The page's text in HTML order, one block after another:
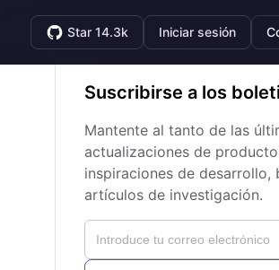
Star 14.3k Iniciar sesión
Suscribirse a los
Mantente al tanto de las
actualizaciones de
inspiraciones de desarrollo,
artículos de investigación.